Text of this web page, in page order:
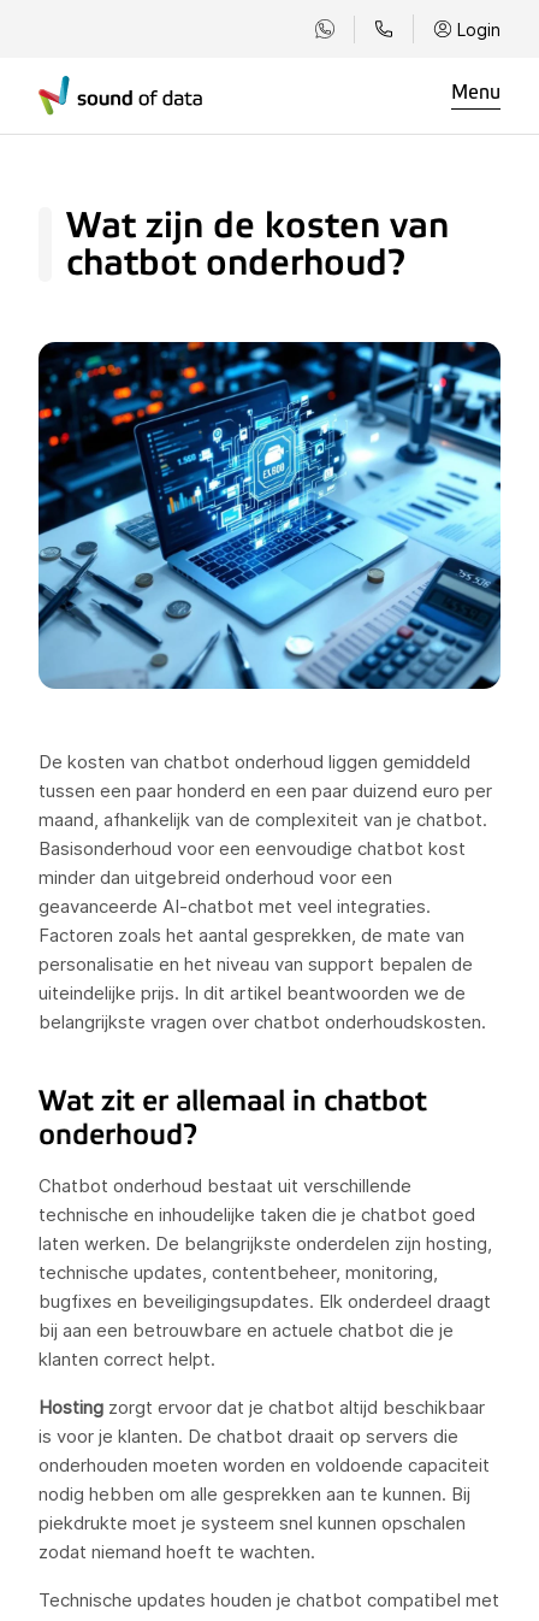
Login
Menu
Wat zijn de kosten van
chatbot onderhoud?
De kosten van chatbot onderhoud liggen gemiddeld
tussen een paar honderd en een paar duizend euro per
maand, afhankelijk van de complexiteit van je chatbot.
Basisonderhoud voor een eenvoudige chatbot kost
minder dan uitgebreid onderhoud voor een
geavanceerde AI-chatbot met veel integraties.
Factoren zoals het aantal gesprekken, de mate van
personalisatie en het niveau van support bepalen de
uiteindelijke prijs. In dit artikel beantwoorden we de
belangrijkste vragen over chatbot onderhoudskosten.
Wat zit er allemaal in chatbot
onderhoud?
Chatbot onderhoud bestaat uit verschillende
technische en inhoudelijke taken die je chatbot goed
laten werken. De belangrijkste onderdelen zijn hosting,
technische updates, contentbeheer, monitoring,
bugfixes en beveiligingsupdates. Elk onderdeel draagt
bij aan een betrouwbare en actuele chatbot die je
klanten correct helpt.
Hosting zorgt ervoor dat je chatbot altijd beschikbaar
is voor je klanten. De chatbot draait op servers die
onderhouden moeten worden en voldoende capaciteit
nodig hebben om alle gesprekken aan te kunnen. Bij
piekdrukte moet je systeem snel kunnen opschalen
zodat niemand hoeft te wachten.
Technische updates houden je chatbot compatibel met